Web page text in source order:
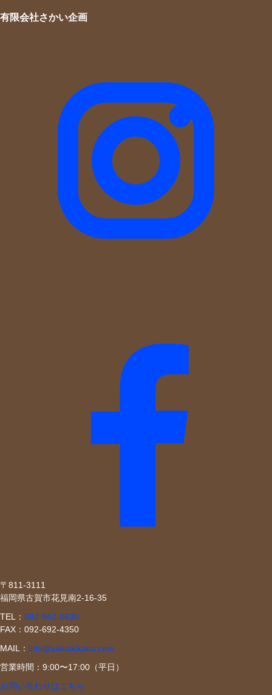
有限会社さかい企画
〒811-3111
福岡県古賀市花見南2-16-35
TEL： 092-942-0630
FAX：092-692-4350
MAIL： info@sakaikikaku.com
営業時間：9:00〜17:00（平日）
お問い合わせはこちら